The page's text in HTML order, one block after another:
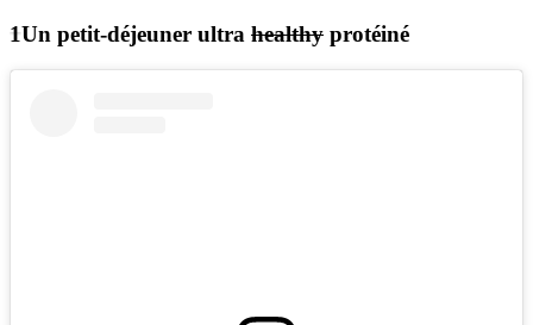
Un petit-déjeuner ultra healthy protéiné